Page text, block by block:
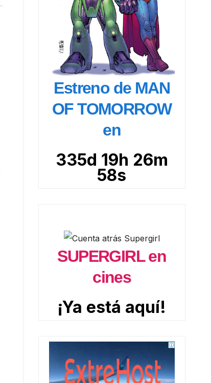
Estreno de MAN
OF TOMORROW
en
335d 19h 26m
56s
SUPERGIRL en
cines
¡Ya está aquí!